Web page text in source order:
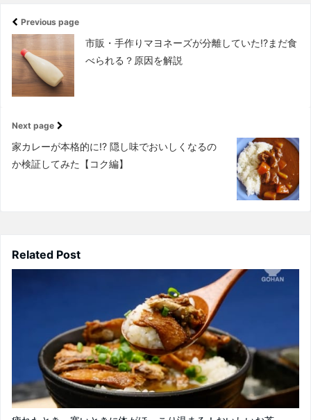
Previous page
市販・手作りマヨネーズが分離していた!?まだ食
べられる？原因を解説
Next page
家カレーが本格的に!? 隠し味でおいしくなるの
か検証してみた【コク編】
Related Post